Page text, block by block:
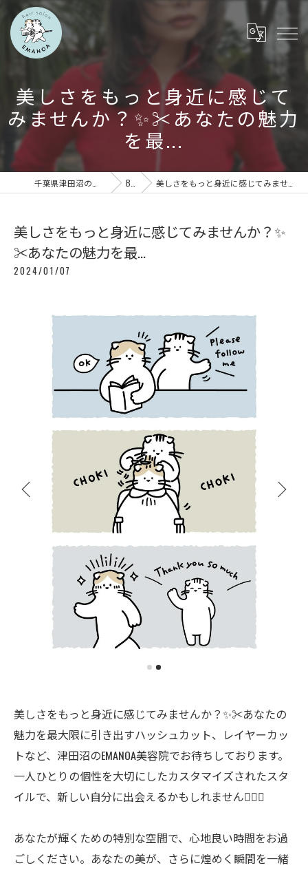
美しさをもっと身近に感じて
みませんか？✨✂️あなたの魅力
を最...
BLOG 美しさをもっと身近に感じてみませんか？✨✂️あなたの魅力を最...
美しさをもっと身近に感じてみませんか？✨
✂️あなたの魅力を最...
2024/01/07
美しさをもっと身近に感じてみませんか？✨✂️あなたの
魅力を最大限に引き出すハッシュカット、レイヤーカッ
トなど、津田沼のEMANOA美容院でお待ちしております。
一人ひとりの個性を大切にしたカスタマイズされたスタ
イルで、新しい自分に出会えるかもしれません💇‍♀️✨
あなたが輝くための特別な空間で、心地良い時間をお過
ごしください。あなたの美が、さらに煌めく瞬間を一緒